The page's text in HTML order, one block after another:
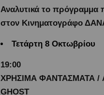
Αναλυτικά το πρόγραμμα
στον Κινηματογράφο
Τετάρτη 8 Οκτωβρίου
19:00
ΧΡΗΣΙΜΑ ΦΑΝΤΑΣΜΑΤΑ /
GHOST